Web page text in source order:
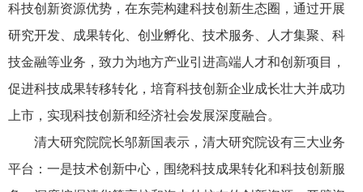
科技创新资源优势，在东莞构建科技创新生态圈，通过开展
研究开发、成果转化、创业孵化、技术服务、人才集聚、科
技金融等业务，致力为地方产业引进高端人才和创新项目，
促进科技成果转移转化，培育科技创新企业成长壮大并成功
上市，实现科技创新和经济社会发展深度融合。
清大研究院院长邬新国表示，清大研究院设有三大业务
平台：一是技术创新中心，围绕科技成果转化和科技创新服